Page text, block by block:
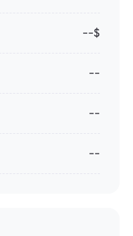
--$
--
--
--